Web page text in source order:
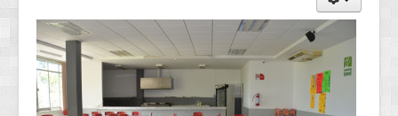
Perfil de Ingreso
Perfil de Egreso
Nucleo Académico